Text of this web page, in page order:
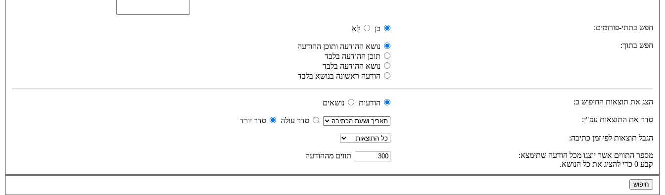
חפש בתתי-פורומים: כן
לא
חפש בתוך:
נושא ההודעה ותוכן ההודעה
תוכן ההודעה בלבד
נושא ההודעה בלבד
הודעה ראשונה בנושא בלבד
הצג את תוצאות החיפוש כ: הודעות
נושאים
סדר את התוצאות עפ"י:
סדר עולה סדר יורד
הגבל תוצאות לפי זמן כתיבה:
מספר התווים אשר יוצגו מכל הודעה שתימצא:
קבע 0 כדי להציג את כל הנושא.
תווים מההודעה